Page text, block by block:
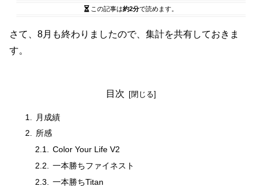
この記事は約2分で読めます。
さて、8月も終わりましたので、集計を共有しておきま
す。
目次
月成績
所感
Color Your Life V2
一本勝ちファイネスト
一本勝ちTitan